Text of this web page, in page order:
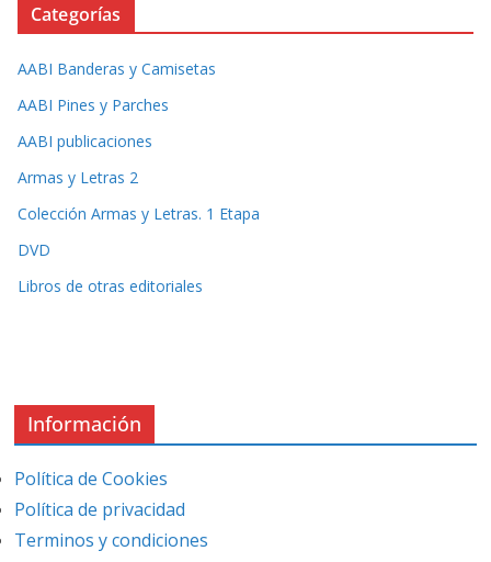
Categorías
AABI Banderas y Camisetas
AABI Pines y Parches
AABI publicaciones
Armas y Letras 2
Colección Armas y Letras. 1 Etapa
DVD
Libros de otras editoriales
Información
Política de Cookies
Política de privacidad
Terminos y condiciones